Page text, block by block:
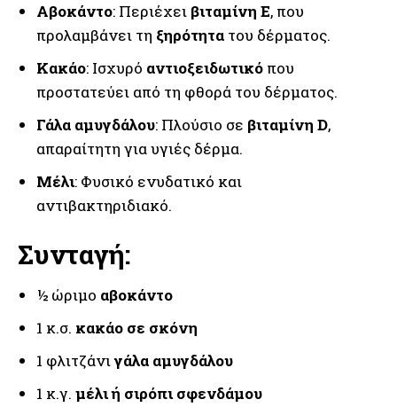
Αβοκάντο: Περιέχει βιταμίνη Ε, που
προλαμβάνει τη ξηρότητα του δέρματος.
Κακάο: Ισχυρό αντιοξειδωτικό που
προστατεύει από τη φθορά του δέρματος.
Γάλα αμυγδάλου: Πλούσιο σε βιταμίνη D,
απαραίτητη για υγιές δέρμα.
Μέλι: Φυσικό ενυδατικό και
αντιβακτηριδιακό.
Συνταγή:
½ ώριμο αβοκάντο
1 κ.σ. κακάο σε σκόνη
1 φλιτζάνιγάλα αμυγδάλου
1 κ.γ. μέλι ή σιρόπι σφενδάμου